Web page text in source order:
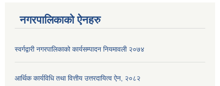
नगरपालिकाको ऐनहरु
स्वर्गद्वारी नगरपालिकाको कार्यसम्पादन नियमावली २०७४
आर्थिक कार्यविधि तथा वित्तीय उत्तरदायित्व ऐन, २०८२